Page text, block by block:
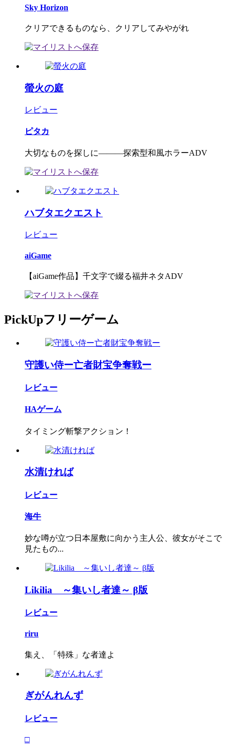
Sky Horizon
クリアできるものなら、クリアしてみやがれ
螢火の庭
レビュー
ピタカ
大切なものを探しに―――探索型和風ホラーADV
ハブタエクエスト
レビュー
aiGame
【aiGame作品】千文字で綴る福井ネタADV
PickUpフリーゲーム
守護い侍ー亡者財宝争奪戦ー
レビュー
HAゲーム
タイミング斬撃アクション！
水清ければ
レビュー
海牛
妙な噂が立つ日本屋敷に向かう主人公、彼女がそこで
見たもの...
Likilia ～集いし者達～ β版
レビュー
riru
集え、「特殊」な者達よ
ぎがんれんず
レビュー
□